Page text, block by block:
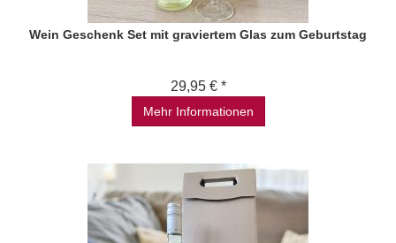
Wein Geschenk Set mit graviertem Glas zum Geburtstag
29,95 € *
Mehr Informationen